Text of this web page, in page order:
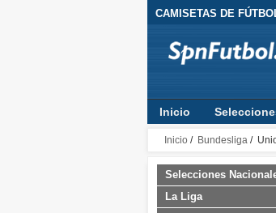
CAMISETAS DE
Inicio
Inicio / Bundesliga /
Selecciones
La Liga